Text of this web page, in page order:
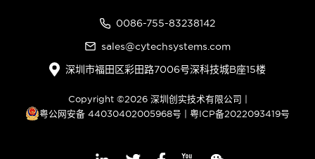
0086-755-83238142
sales@cytechsystems.com
深圳市福田区彩田路7006号深科技城B座15楼
Copyright ©2026 深圳创实技术有限公司 |
粤公网安备 44030402005968号 | 粤ICP备2022093419号